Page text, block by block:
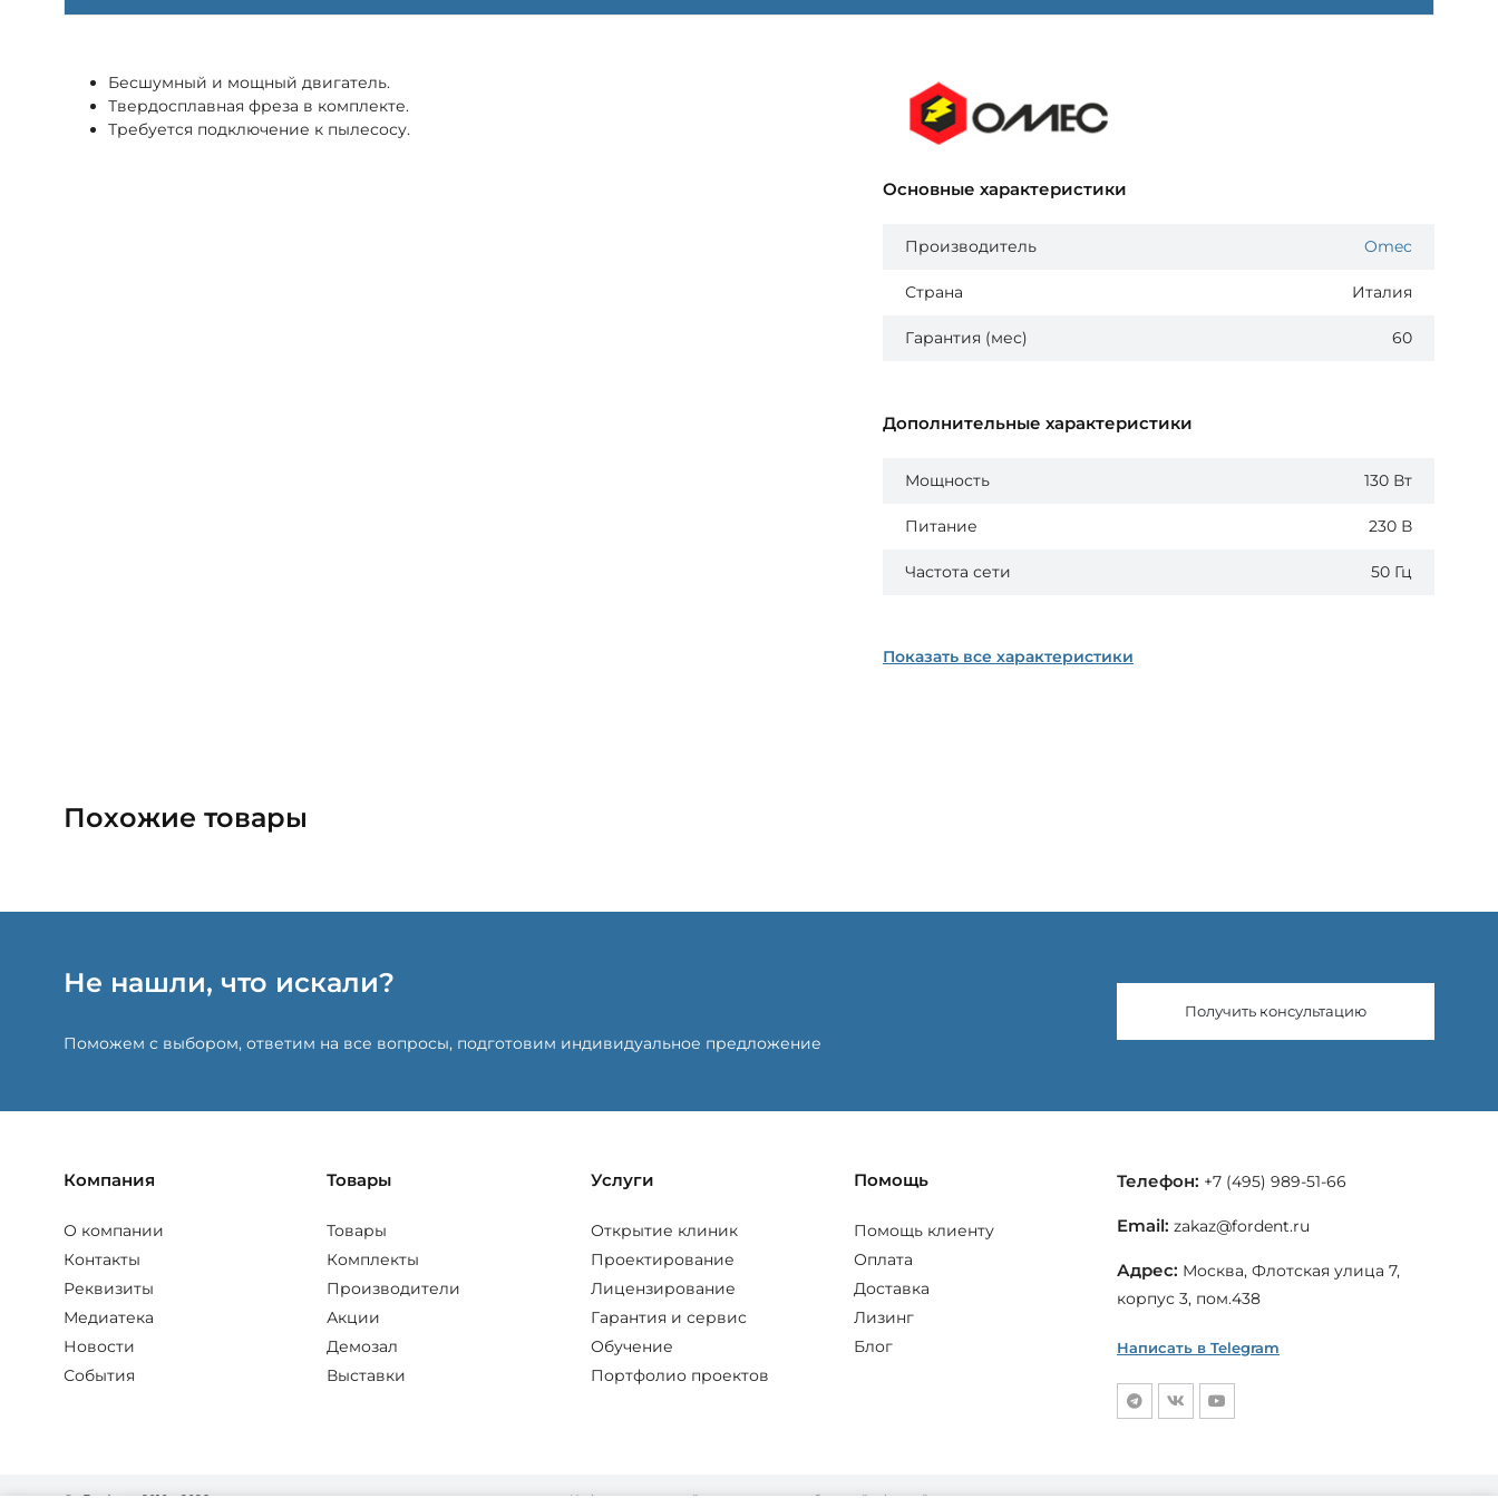
Бесшумный и мощный двигатель.
Твердосплавная фреза в комплекте.
Требуется подключение к пылесосу.
Основные характеристики
Производитель Omec
Страна Италия
Гарантия (мес) 60
Дополнительные характеристики
Мощность 130 Вт
Питание 230 В
Частота сети 50 Гц
Показать все характеристики
Похожие товары
Не нашли, что искали?
Поможем с выбором, ответим на все вопросы, подготовим индивидуальное предложение
Получить консультацию
Компания
О компании
Контакты
Реквизиты
Медиатека
Новости
События
Товары
Товары
Комплекты
Производители
Акции
Демозал
Выставки
Услуги
Открытие клиник
Проектирование
Лицензирование
Гарантия и сервис
Обучение
Портфолио проектов
Помощь
Помощь клиенту
Оплата
Доставка
Лизинг
Блог
Телефон: +7 (495) 989-51-66
Email: zakaz@fordent.ru
Адрес: Москва, Флотская улица 7,
корпус 3, пом.438
Написать в Telegram